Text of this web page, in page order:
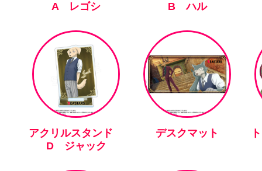
A レゴシ
B ハル
アクリルスタンド
D ジャック
デスクマット